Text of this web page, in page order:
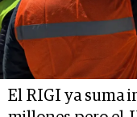
El RIGI ya suma